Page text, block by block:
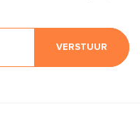
VERSTUUR